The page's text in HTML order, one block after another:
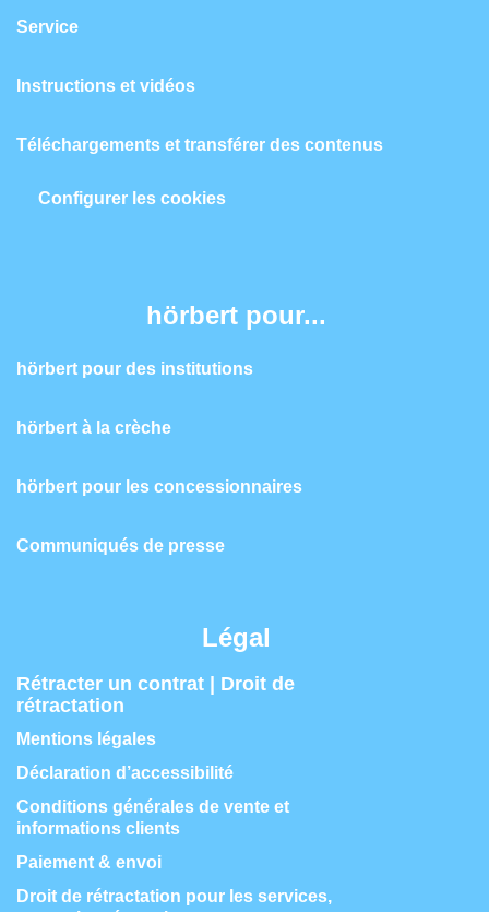
Service
Instructions et vidéos
Téléchargements et transférer des contenus
Configurer les cookies
hörbert pour...
hörbert pour des institutions
hörbert à la crèche
hörbert pour les concessionnaires
Communiqués de presse
Légal
Rétracter un contrat | Droit de
rétractation
Mentions légales
Déclaration d’accessibilité
Conditions générales de vente et
informations clients
Paiement & envoi
Droit de rétractation pour les services,